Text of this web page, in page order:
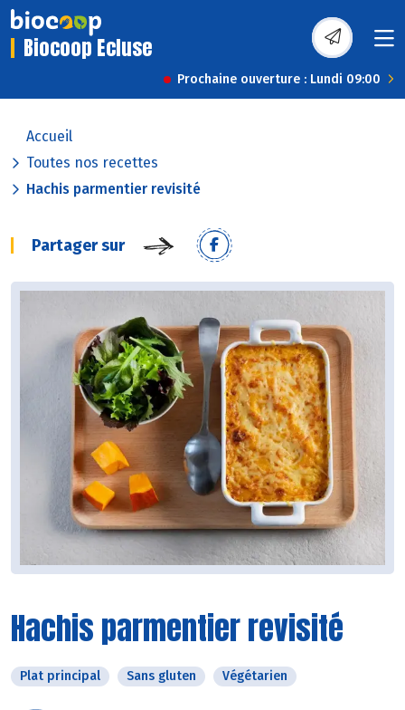
Biocoop Ecluse
Prochaine ouverture : Lundi 09:00
Accueil
Toutes nos recettes
Hachis parmentier revisité
Partager sur
Hachis parmentier revisité
Plat principal Sans gluten Végétarien